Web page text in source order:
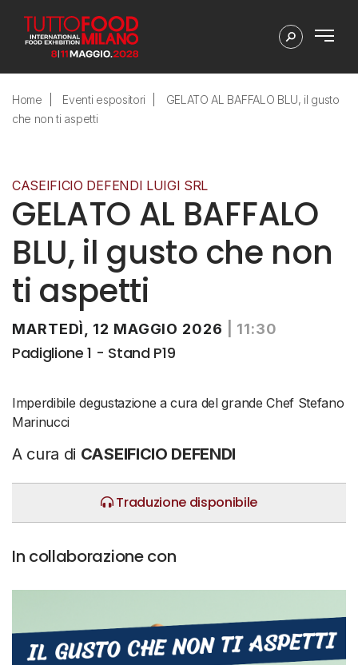
Home Eventi espositori
GELATO AL BAFFALO BLU, il gusto
che non ti aspetti
CASEIFICIO DEFENDI LUIGI SRL
GELATO AL BAFFALO
BLU, il gusto che non
ti aspetti
MARTEDÌ, 12 MAGGIO 2026 11:30
Padiglione 1 - Stand P19
Imperdibile degustazione a cura del grande Chef Stefano
Marinucci
A cura di CASEIFICIO DEFENDI
Traduzione disponibile
In collaborazione con